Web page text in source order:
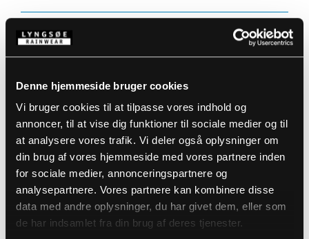
Denne hjemmeside bruger cookies
Vi bruger cookies til at tilpasse vores indhold og
annoncer, til at vise dig funktioner til sociale medier og til
at analysere vores trafik. Vi deler også oplysninger om
din brug af vores hjemmeside med vores partnere inden
for sociale medier, annonceringspartnere og
analysepartnere. Vores partnere kan kombinere disse
data med andre oplysninger, du har givet dem, eller som
de har indsamlet fra din brug af deres tjenester.
Vandtæthed: >20.000 MM
Detaljer
Trykknapjustering ved ankler
Varenummer: FR-LR52-05
DB-nummer: 2110645
EAN: 5708217001234
Størrelsesguide
Vaskeanvisninger
Plejeinstruktioner:
Anvend ikke skyllemiddel
Anvend ikke blegemidler
DOWNLOAD PRODUKTBLAD
DOWNLOAD TIL ANDRE SPROG